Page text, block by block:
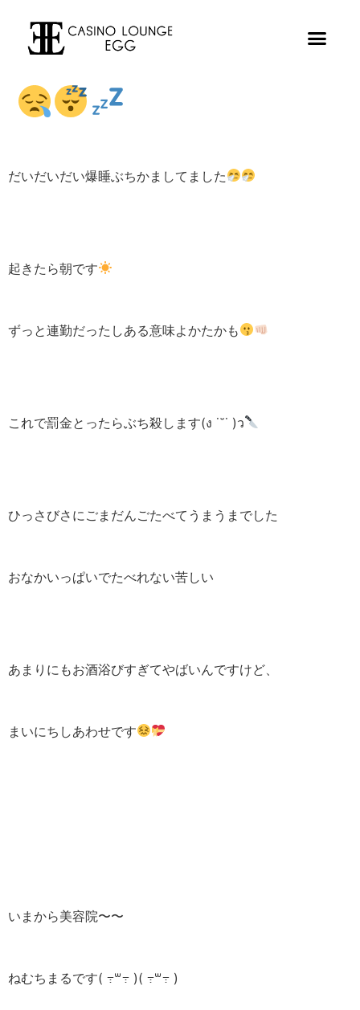
だいだいだい爆睡ぶちかましてました
起きたら朝です
ずっと連勤だったしある意味よかたかも
これで罰金とったらぶち殺します(ง ˙˘˙ )ว
ひっさびさにごまだんごたべてうまうまでした
おなかいっぱいでたべれない苦しい
あまりにもお酒浴びすぎてやばいんですけど、
まいにちしあわせです
いまから美容院〜〜
ねむちまるです( ߹꒳​߹ )( ߹꒳​߹ )